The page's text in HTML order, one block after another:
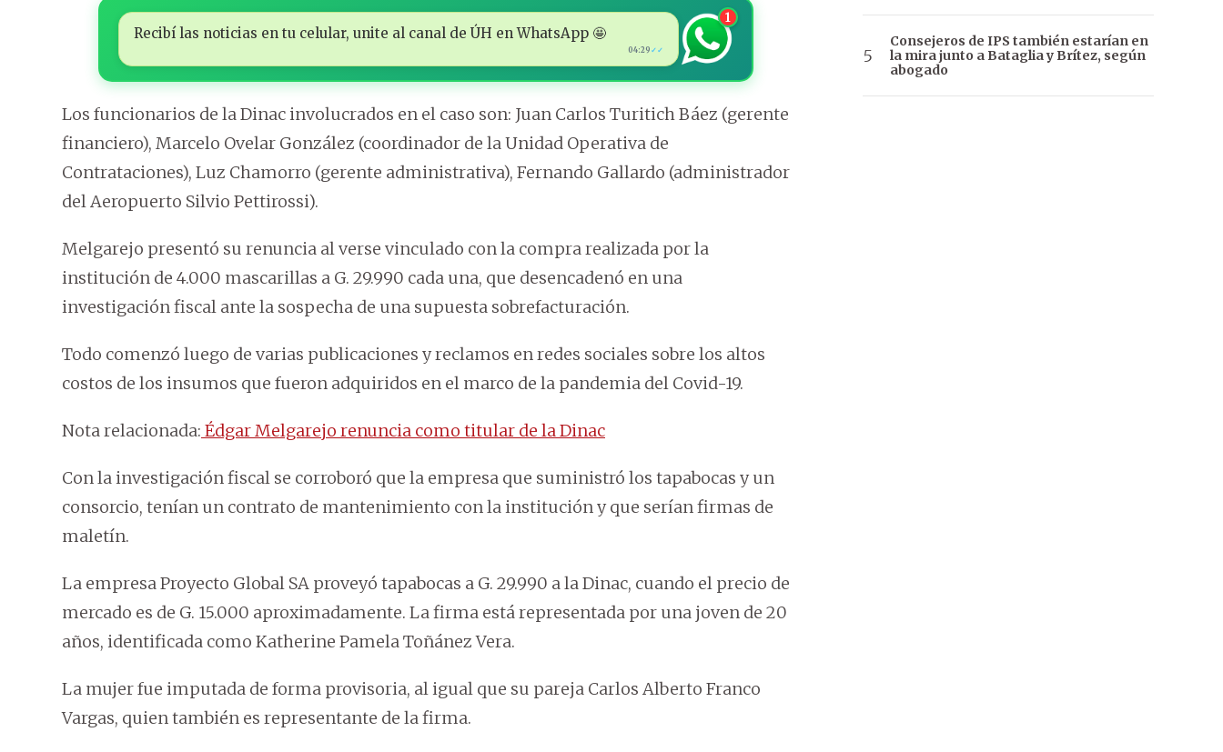
Recibí las noticias en tu celular, unite al canal de ÚH en WhatsApp 🤩
04:29 ✓✓
1
Los funcionarios de la Dinac involucrados en el caso son: Juan Carlos Turitich Báez (gerente
financiero), Marcelo Ovelar González (coordinador de la Unidad Operativa de
Contrataciones), Luz Chamorro (gerente administrativa), Fernando Gallardo (administrador
del Aeropuerto Silvio Pettirossi).
Melgarejo presentó su renuncia al verse vinculado con la compra realizada por la
institución de 4.000 mascarillas a G. 29.990 cada una, que desencadenó en una
investigación fiscal ante la sospecha de una supuesta sobrefacturación.
Todo comenzó luego de varias publicaciones y reclamos en redes sociales sobre los altos
costos de los insumos que fueron adquiridos en el marco de la pandemia del Covid-19.
Nota relacionada: Édgar Melgarejo renuncia como titular de la Dinac
Con la investigación fiscal se corroboró que la empresa que suministró los tapabocas y un
consorcio, tenían un contrato de mantenimiento con la institución y que serían firmas de
maletín.
La empresa Proyecto Global SA proveyó tapabocas a G. 29.990 a la Dinac, cuando el precio de
mercado es de G. 15.000 aproximadamente. La firma está representada por una joven de 20
años, identificada como Katherine Pamela Toñánez Vera.
La mujer fue imputada de forma provisoria, al igual que su pareja Carlos Alberto Franco
Vargas, quien también es representante de la firma.
Consejeros de IPS también estarían en
la mira junto a Bataglia y Brítez, según
abogado